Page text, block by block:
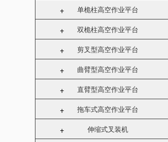
+ 单桅柱高空作业平台
+ 双桅柱高空作业平台
+ 剪叉型高空作业平台
+ 曲臂型高空作业平台
+ 直臂型高空作业平台
+ 拖车式高空作业平台
+ 伸缩式叉装机